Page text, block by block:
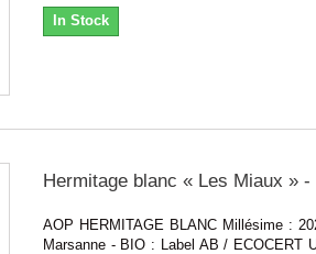
In Stock
Hermitage blanc « Les Miaux » -
AOP HERMITAGE BLANC Millésime :
Marsanne - BIO : Label AB / ECOCERT